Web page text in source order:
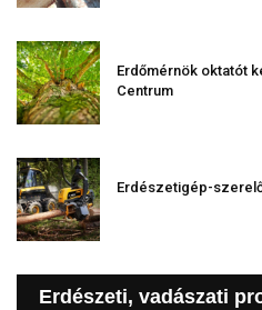
Erdőmérnök oktatót
Centrum
Erdészetigép-
Erdészeti, vadászati